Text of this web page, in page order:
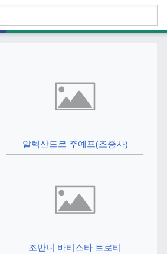
알렉산드르 주예프(조종사)
조반니 바티스타 트로티